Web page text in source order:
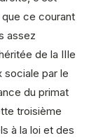
que ce courant
assez
de la IIIe
sociale par le
du primat
troisième
à la loi et des